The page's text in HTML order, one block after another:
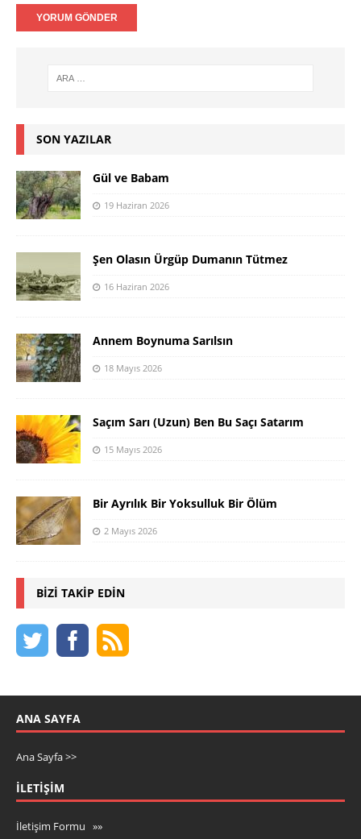
SON YAZILAR
Gül ve Babam
19 Haziran 2026
Şen Olasın Ürgüp Dumanın Tütmez
16 Haziran 2026
Annem Boynuma Sarılsın
18 Mayıs 2026
Saçım Sarı (Uzun) Ben Bu Saçı Satarım
15 Mayıs 2026
Bir Ayrılık Bir Yoksulluk Bir Ölüm
2 Mayıs 2026
BIZI TAKIP EDIN
ANA SAYFA
Ana Sayfa >>
İLETIŞIM
İletişim Formu »»